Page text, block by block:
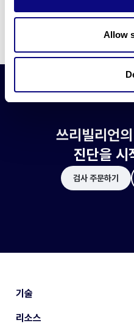
Allow
쓰리빌리언
진단을 시
검사 주문하기
기술
리소스